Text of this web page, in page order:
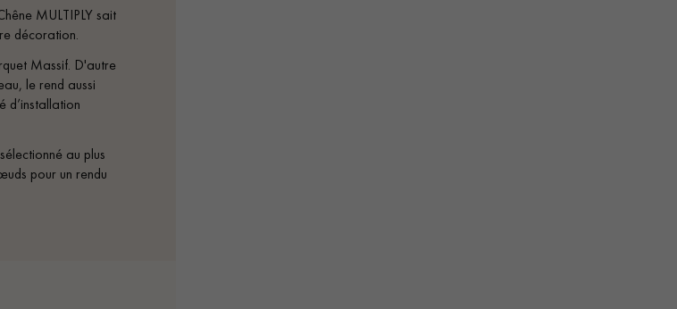
MULTIPLY sait
décoration.
Massif. D'autre
le rend aussi
d’installation
au plus
pour un rendu